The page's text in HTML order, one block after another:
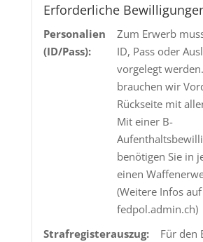
Erforderliche
Personalien
(ID/Pass):
Zum Erwerb
ID, Pass oder
vorgelegt
brauchen wir
Rückseite mit
Mit einer B-
benötigen Sie in
einen
(Weitere Infos auf
fedpol.admin.ch)
Strafregisterauszug:
Für den